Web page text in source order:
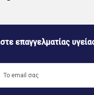
επαγγελματίας